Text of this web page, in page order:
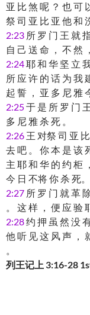
亚 比 煞 呢 ？ 也 可
祭 司 亚 比 亚 他 和
2:23 所 罗 门 王 就
自 己 送 命 ， 不 然
2:24耶 和 华 坚 立
所 应 许 的 话 为 我
起 誓 ， 亚 多 尼 雅
2:25于 是 所 罗 门
多 尼 雅 杀 死 。
2:26 王 对祭 司 亚
去 吧 。 你 本 是 该
主 耶 和 华 的 约 柜
今 日 不将 你 杀 死。
2:27 所 罗 门 就 革
。 这 样 ， 便 应 验
2:28约 押 虽 然 没
他 听 见 这 风 声 ，
。
列王记上 3:16-28